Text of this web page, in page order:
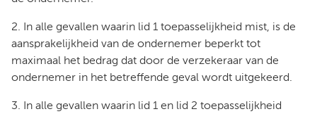
2. In alle gevallen waarin lid 1 toepasselijkheid mist, is de
aansprakelijkheid van de ondernemer beperkt tot
maximaal het bedrag dat door de verzekeraar van de
ondernemer in het betreffende geval wordt uitgekeerd.
3. In alle gevallen waarin lid 1 en lid 2 toepasselijkheid